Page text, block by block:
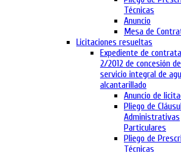
Técnicas
Anuncio
Mesa de
Licitaciones resueltas
Expediente de
2/2012 de concesión
servicio integral de
alcantarillado
Anuncio de
Pliego de
Administrativas
Particulares
Pliego de
Técnicas